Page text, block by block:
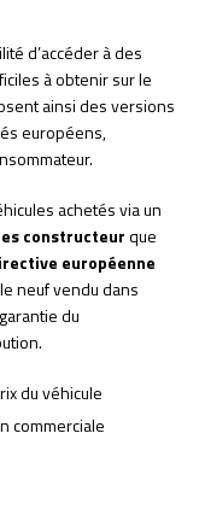
d’accéder à des
à obtenir sur le
ainsi des versions
européens,
achetés via un
constructeurque
européenne
neuf vendu dans
du
du véhicule
commerciale